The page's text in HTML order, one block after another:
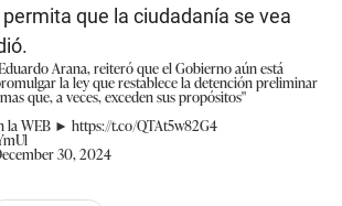
que la ciudadanía se vea
Arana, reiteró que el Gobierno aún está
la ley que restablece la detención preliminar
que, a veces, exceden sus propósitos"
la WEB ► https://t.co/QTAt5w82G4
30, 2024